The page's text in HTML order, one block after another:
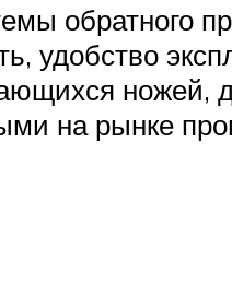
обратного
удобство
ножей,
на рынке